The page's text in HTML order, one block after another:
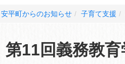
安平町からのお知らせ 子育て支援
第11回義務教